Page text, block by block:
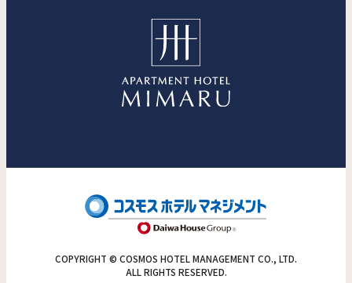
COPYRIGHT © COSMOS HOTEL MANAGEMENT CO., LTD.
ALL RIGHTS RESERVED.